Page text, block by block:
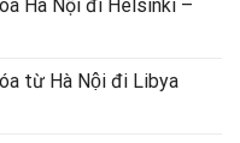
Hà Nội đi Helsinki –
từ Hà Nội đi Libya